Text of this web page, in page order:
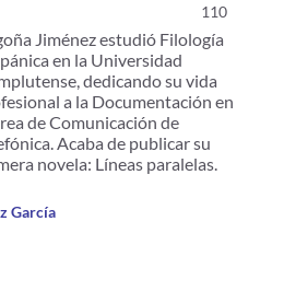
110
Jiménez estudió Filología
en la Universidad
dedicando su vida
a la Documentación en
de Comunicación de
Acaba de publicar su
novela: Líneas paralelas.
García